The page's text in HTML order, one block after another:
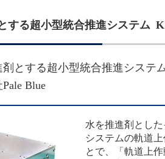
TDS-PPT）イ
知らせ】革
への移行に
する超小型統合推進システム
とする超小型統合推進システ
Blue
水を推進剤とし
システムの軌道
とで、「軌道上